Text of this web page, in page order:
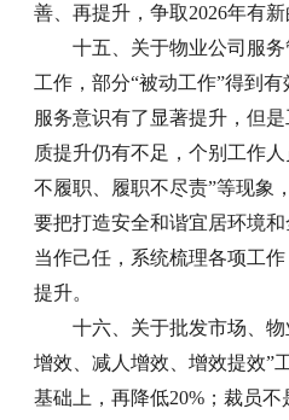
善、再提升，争取2026年有新
十五、关于物业公司服
工作，部分“被动工作”得到
服务意识有了显著提升，但
质提升仍有不足，个别工作
不履职、履职不尽责”等现象
要把打造安全和谐宜居环境
当作己任，系统梳理各项工
提升。
十六、关于批发市场、
增效、减人增效、增效提效”
基础上，再降低20%；裁员